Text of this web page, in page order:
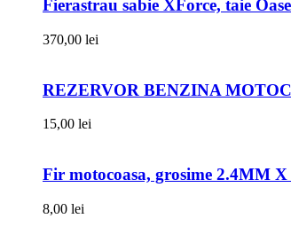
Fierastrau sabie XForce, taie
370,00 lei
REZERVOR BENZINA
15,00 lei
Fir motocoasa, grosime 2.4MM
8,00 lei